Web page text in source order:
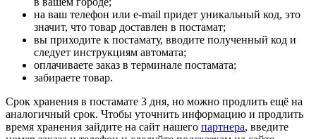
на ваш телефон или e-mail придет уникальный код, это
значит, что товар доставлен в постамат;
вы приходите к постамату, вводите полученный код и
следует инструкциям автомата;
оплачиваете заказ в терминале постамата;
забираете товар.
Срок хранения в постамате 3 дня, но можно продлить ещё на
аналогичный срок. Чтобы уточнить информацию и продлить
время хранения зайдите на сайт нашего партнера, введите